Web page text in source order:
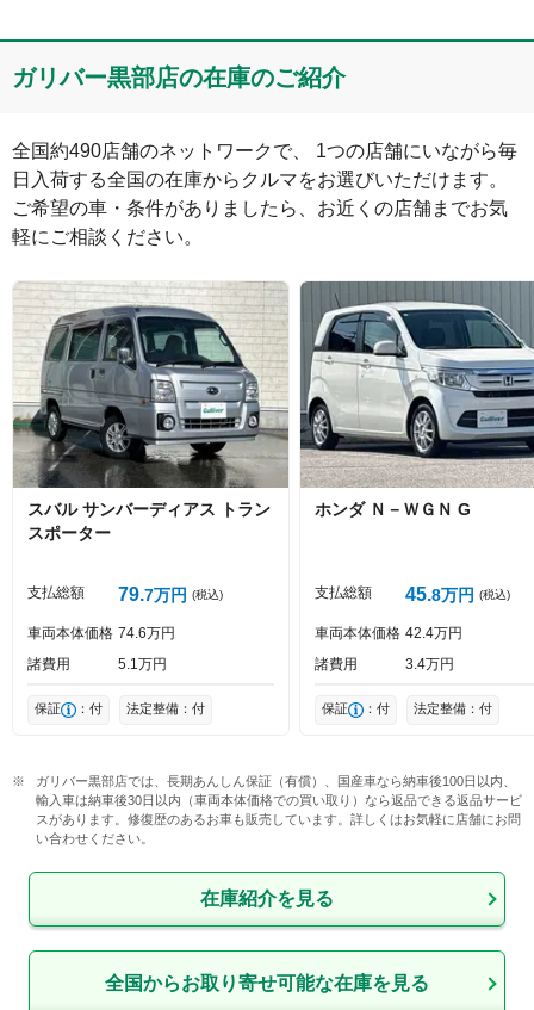
コメント
絵文字は投稿時に削除します 0文字/140文字
Captcha
ガリバー黒部店の在庫のご紹介
全国約490店舗のネットワークで、 1つの店舗にいながら毎
日入荷する全国の在庫からクルマをお選びいただけます。
ご希望の車・条件がありましたら、お近くの店舗までお気
軽にご相談ください。
スバル サンバーディアス
トラン
スポーター
支払総額 79 7万円 (税込)
車両本体価格 74 6万円
諸費用
5 1万円
保証 ：付 法定整備：付
ホンダ Ｎ－ＷＧＮ G
支払総額 45 8万円 (税込)
車両本体価格 42 4万円
諸費用
3 4万円
保証 ：付 法定整備：付
ガリバー黒部店では、長期あんしん保証（有償）、国産車なら納車後100日以内、
輸入車は納車後30日以内（車両本体価格での買い取り）なら返品できる返品サービ
スがあります。修復歴のあるお車も販売しています。詳しくはお気軽に店舗にお問
い合わせください。
在庫紹介を見る
全国からお取り寄せ可能な在庫を見る